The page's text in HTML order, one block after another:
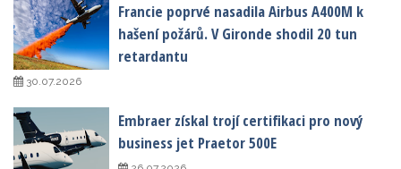
Francie poprvé nasadila Airbus A400M k
hašení požárů. V Gironde shodil 20 tun
retardantu
30.07.2026
Embraer získal trojí certifikaci pro nový
business jet Praetor 500E